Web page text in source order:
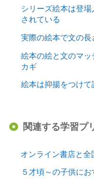
シリーズ絵本は登
されている
実際の絵本で文の長
絵本の絵と文のマ
カギ
絵本は抑揚をつけて
関連する学習プ
オンライン書店と
５才頃～の子供に